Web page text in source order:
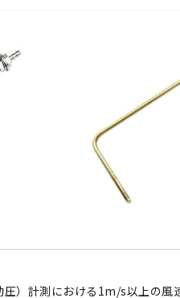
圧）計測における1m/s以上の風